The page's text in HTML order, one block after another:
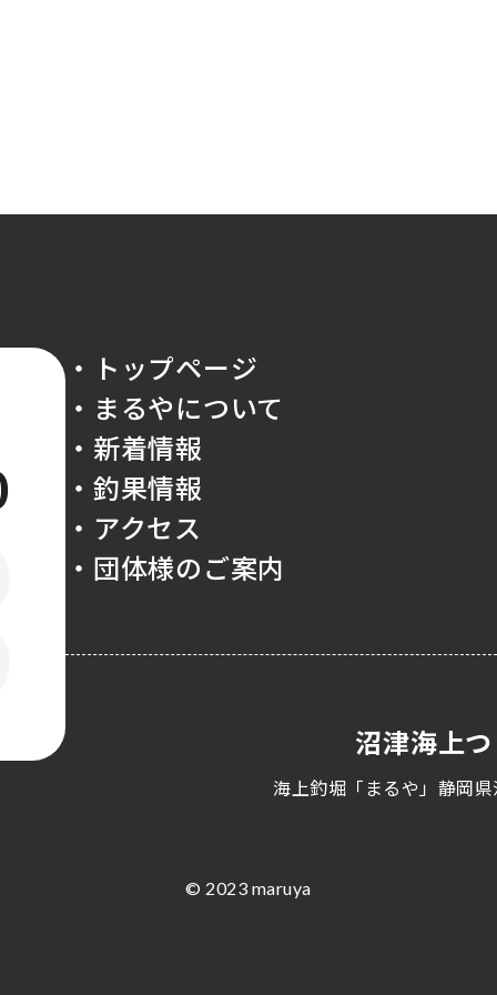
・トップページ
・まるやについて
・新着情報
・釣果情報
・アクセス
・団体様のご案内
沼津海上
海上釣堀「まるや」静岡
© 2023 maruya